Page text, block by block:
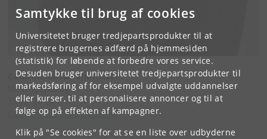
Samtykke til brug af cookies
Universitetet bruger tredjepartsprodukter til at
registrere brugernes adfærd på hjemmesiden
(statistik) for løbende at forbedre vores service.
Desuden bruger universitetet tredjepartsprodukter til
markedsføring af for eksempel udvalgte uddannelser
eller kurser, til at personalisere annoncer og til at
følge op på effekten af kampagner.
Klik på "Se cookies" for at se en liste over udbyderne
Cathrine Lissau Thomasen
Neuropsykolog
35 32 70 24
Cathrine.Lissau@cfh.ku.dk